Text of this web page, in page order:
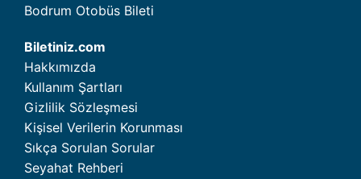
Bodrum Otobüs Bileti
Biletiniz.com
Hakkımızda
Kullanım Şartları
Gizlilik Sözleşmesi
Kişisel Verilerin Korunması
Sıkça Sorulan Sorular
Seyahat Rehberi